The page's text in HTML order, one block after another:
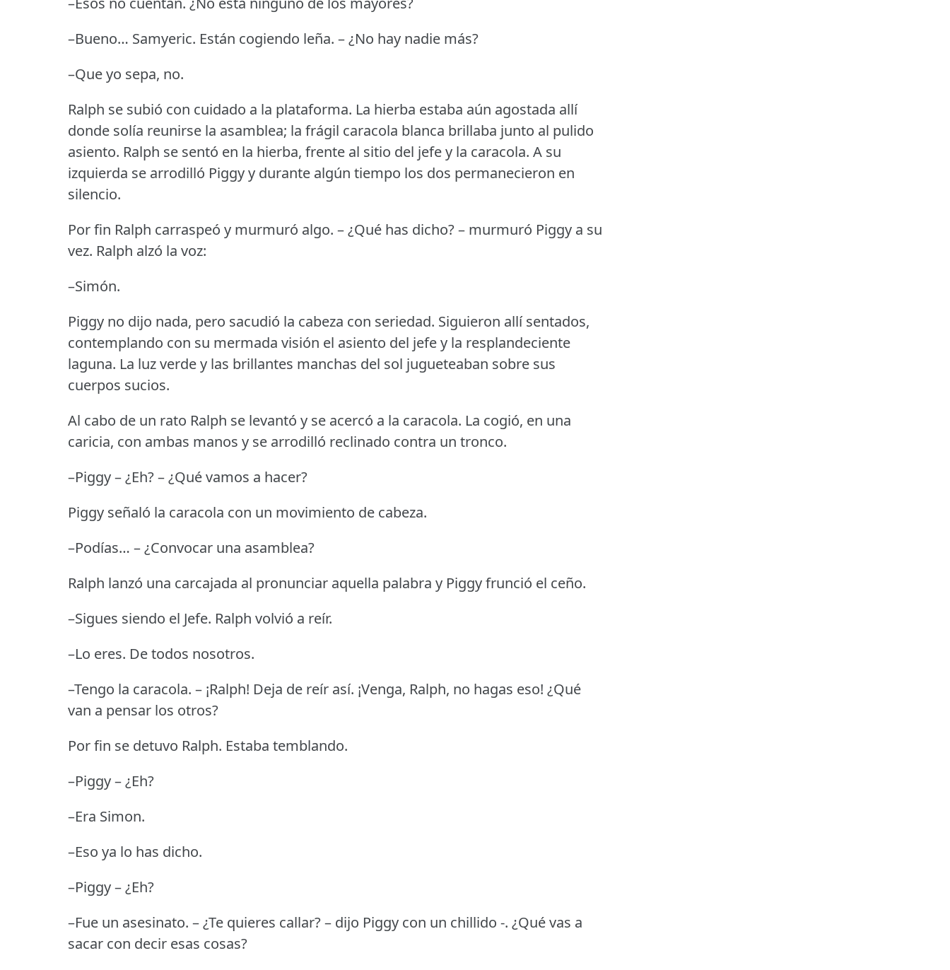
–Bueno… Samyeric. Están cogiendo leña. – ¿No hay nadie más?
–Que yo sepa, no.
Ralph se subió con cuidado a la plataforma. La hierba estaba aún agostada allí
donde solía reunirse la asamblea; la frágil caracola blanca brillaba junto al pulido
asiento. Ralph se sentó en la hierba, frente al sitio del jefe y la caracola. A su
izquierda se arrodilló Piggy y durante algún tiempo los dos permanecieron en
silencio.
Por fin Ralph carraspeó y murmuró algo. – ¿Qué has dicho?– murmuró Piggy a su
vez. Ralph alzó la voz:
–Simón.
Piggy no dijo nada, pero sacudió la cabeza con seriedad. Siguieron allí sentados,
contemplando con su mermada visión el asiento del jefe y la resplandeciente
laguna. La luz verde y las brillantes manchas del sol jugueteaban sobre sus
cuerpos sucios.
Al cabo de un rato Ralph se levantó y se acercó a la caracola. La cogió, en una
caricia, con ambas manos y se arrodilló reclinado contra un tronco.
–Piggy – ¿Eh?– ¿Qué vamos a hacer?
Piggy señaló la caracola con un movimiento de cabeza.
–Podías… – ¿Convocar una asamblea?
Ralph lanzó una carcajada al pronunciar aquella palabra y Piggy frunció el ceño.
–Sigues siendo el Jefe. Ralph volvió a reír.
–Lo eres. De todos nosotros.
–Tengo la caracola. – ¡Ralph! Deja de reír así. ¡Venga, Ralph, no hagas eso! ¿Qué
van a pensar los otros?
Por fin se detuvo Ralph. Estaba temblando.
–Piggy – ¿Eh?
–Era Simon.
–Eso ya lo has dicho.
–Piggy – ¿Eh?
–Fue un asesinato. – ¿Te quieres callar?– dijo Piggy con un chillido -. ¿Qué vas a
sacar con decir esas cosas?